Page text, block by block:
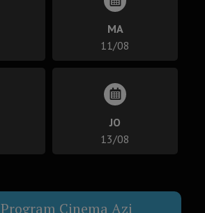
MA
11/08
JO
13/08
Program Cinema Azi